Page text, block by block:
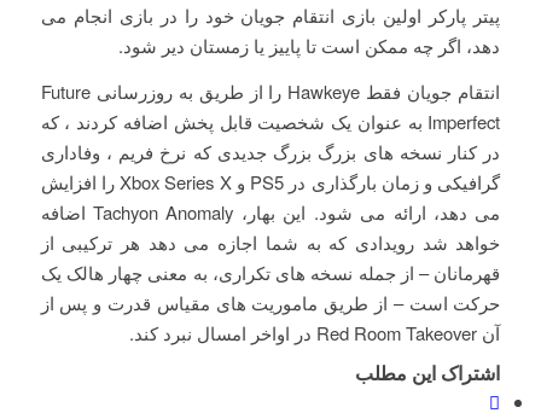
پیتر پارکر اولین بازی انتقام جویان خود را در بازی انجام می
دهد، اگر چه ممکن است تا پاییز یا زمستان دیر شود.
انتقام جویان فقط Hawkeye را از طریق به روزرسانی Future
Imperfect به عنوان یک شخصیت قابل پخش اضافه کردند ، که
در کنار نسخه های بزرگ بزرگ جدیدی که نرخ فریم ، وفاداری
گرافیکی و زمان بارگذاری در PS5 و Xbox Series X را افزایش
می دهد، ارائه می شود. این بهار، Tachyon Anomaly اضافه
خواهد شد رویدادی که به شما اجازه می دهد هر ترکیبی از
قهرمانان – از جمله نسخه های تکراری، به معنی چهار هالک یک
حرکت است – از طریق ماموریت های مقیاس قدرت و پس از
آن Red Room Takeover در اواخر امسال نبرد کند.
اشتراک این مطلب